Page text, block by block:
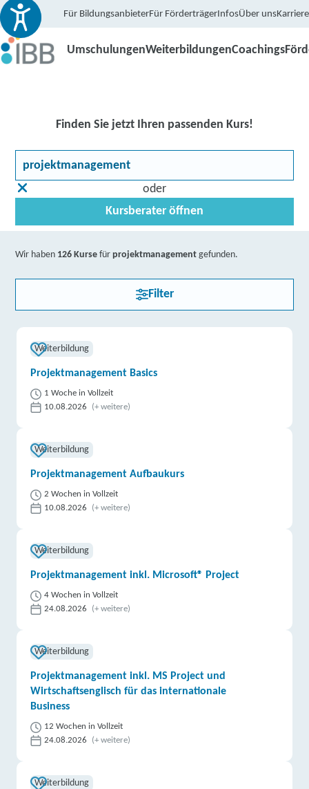
Für BildungsanbieterFür FörderträgerInfosÜber unsKarriere
UmschulungenWeiterbildungenCoachings
Finden Sie jetzt Ihren passenden Kurs!
oder
Kursberater öffnen
Wir haben 126 Kurse fürprojektmanagement gefunden.
Filter
Weiterbildung
Projektmanagement Basics
1 Woche in Vollzeit
10.08.2026
(+ weitere)
Weiterbildung
Projektmanagement Aufbaukurs
2 Wochen in Vollzeit
10.08.2026
(+ weitere)
Weiterbildung
Projektmanagement inkl. Microsoft® Project
4 Wochen in Vollzeit
24.08.2026
(+ weitere)
Weiterbildung
Projektmanagement inkl. MS Project und
Wirtschaftsenglisch für das internationale
Business
12 Wochen in Vollzeit
24.08.2026
(+ weitere)
Weiterbildung